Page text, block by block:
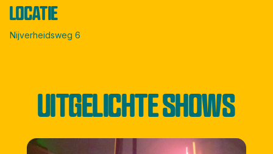
LOCATIE
Nijverheidsweg 6
UITGELICHTE SHOWS